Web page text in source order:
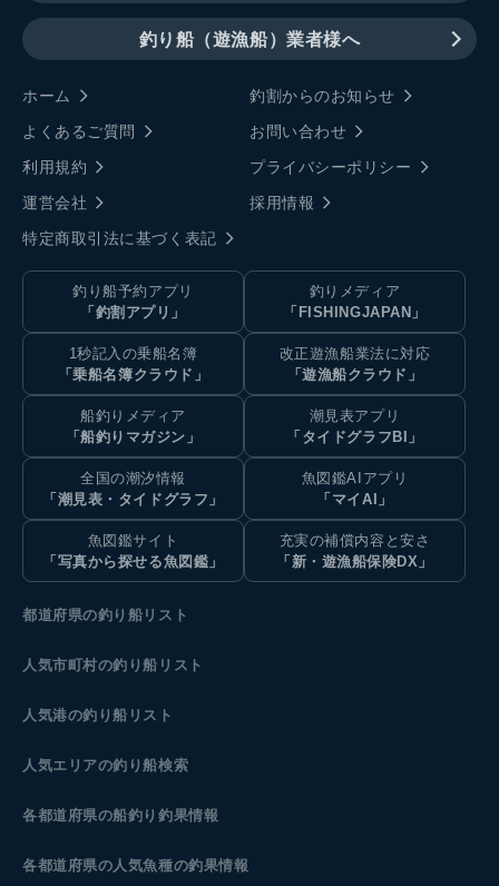
釣り船（遊漁船）業者様へ
ホーム
釣割からのお知らせ
よくあるご質問
お問い合わせ
利用規約
プライバシーポリシー
運営会社
採用情報
特定商取引法に基づく表記
釣り船予約アプリ
「釣割アプリ」
釣りメディア
「FISHINGJAPAN」
1秒記入の乗船名簿
「乗船名簿クラウド」
改正遊漁船業法に対応
「遊漁船クラウド」
船釣りメディア
「船釣りマガジン」
潮見表アプリ
「タイドグラフBI」
全国の潮汐情報
「潮見表・タイドグラフ」
魚図鑑AIアプリ
「マイAI」
魚図鑑サイト
「写真から探せる魚図鑑」
充実の補償内容と安さ
「新・遊漁船保険DX」
都道府県の釣り船リスト
人気市町村の釣り船リスト
人気港の釣り船リスト
人気エリアの釣り船検索
各都道府県の船釣り釣果情報
各都道府県の人気魚種の釣果情報